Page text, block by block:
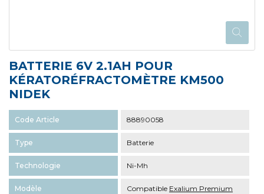
BATTERIE 6V 2.1AH POUR
KÉRATORÉFRACTOMÈTRE KM500
NIDEK
Code Article 88890058
Type Batterie
Technologie Ni-Mh
Modèle Compatible Exalium Premium